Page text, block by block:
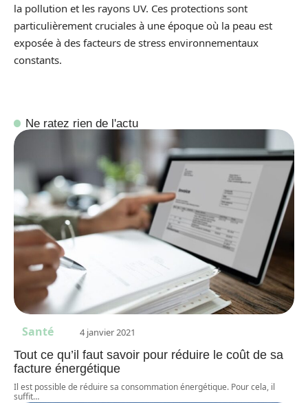
la pollution et les rayons UV. Ces protections sont
particulièrement cruciales à une époque où la peau est
exposée à des facteurs de stress environnementaux
constants.
Ne ratez rien de l'actu
Santé 4 janvier 2021
Tout ce qu’il faut savoir pour réduire le coût de sa
facture énergétique
Il est possible de réduire sa consommation énergétique. Pour cela, il
suffit…